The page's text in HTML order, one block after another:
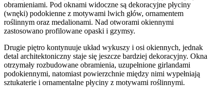
obramieniami. Pod oknami widoczne są dekoracyjne płyciny
(wnęki) podokienne z motywami lwich głów, ornamentem
roślinnym oraz medalionami. Nad otworami okiennymi
zastosowano profilowane opaski i gzymsy.
Drugie piętro kontynuuje układ wykuszy i osi okiennych, jednak
detal architektoniczny staje się jeszcze bardziej dekoracyjny. Okna
otrzymały rozbudowane obramienia, uzupełnione girlandami
podokiennymi, natomiast powierzchnie między nimi wypełniają
sztukaterie i ornamentalne płyciny z motywami roślinnymi.